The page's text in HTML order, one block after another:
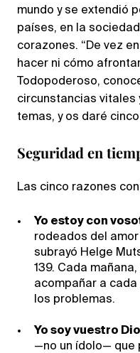
mundo y se extendió
países, en la
corazones. “De vez
hacer ni cómo
Todopoderoso,
circunstancias vitales
temas, y os daré
Seguridad en
Las cinco razones
Yo estoy con
rodeados del
subrayó Helge
139. Cada
acompañar a
los problemas.
Yo soy vuestro
—no un ídolo— que